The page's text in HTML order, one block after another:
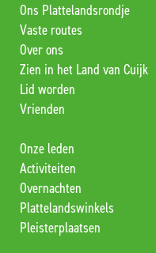
Ons Plattelandsrondje
Vaste routes
Over ons
Zien in het Land van Cuijk
Lid worden
Vrienden
Onze leden
Activiteiten
Overnachten
Plattelandswinkels
Pleisterplaatsen